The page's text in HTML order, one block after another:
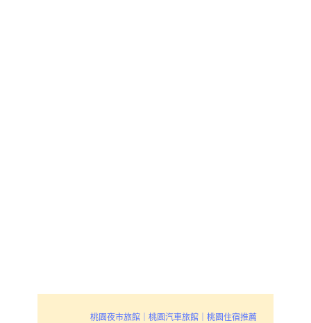
桃園夜市旅館｜桃園汽車旅館｜桃園住宿推薦